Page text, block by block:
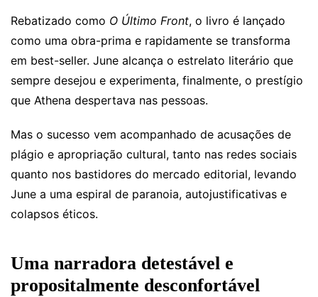
Rebatizado como O Último Front, o livro é lançado
como uma obra-prima e rapidamente se transforma
em best-seller. June alcança o estrelato literário que
sempre desejou e experimenta, finalmente, o prestígio
que Athena despertava nas pessoas.
Mas o sucesso vem acompanhado de acusações de
plágio e apropriação cultural, tanto nas redes sociais
quanto nos bastidores do mercado editorial, levando
June a uma espiral de paranoia, autojustificativas e
colapsos éticos.
Uma narradora detestável e
propositalmente desconfortável